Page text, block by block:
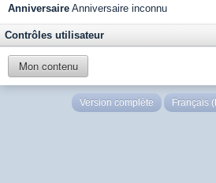
Anniversaire Anniversaire inconnu
Contrôles utilisateur
Mon contenu
Version complète Français